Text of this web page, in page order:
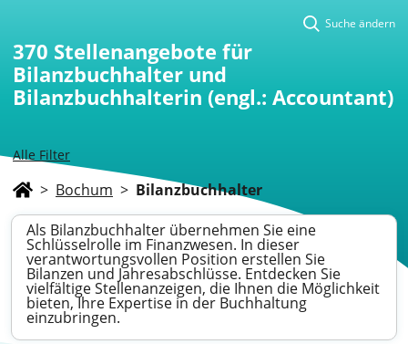
Alle Filter
Suche ändern
370 Stellenangebote für
Bilanzbuchhalter und
Bilanzbuchhalterin (engl.: Accountant)
> Bochum > Bilanzbuchhalter
Als Bilanzbuchhalter übernehmen Sie eine
Schlüsselrolle im Finanzwesen. In dieser
verantwortungsvollen Position erstellen Sie
Bilanzen und Jahresabschlüsse. Entdecken Sie
vielfältige Stellenanzeigen, die Ihnen die Möglichkeit
bieten, Ihre Expertise in der Buchhaltung
einzubringen.